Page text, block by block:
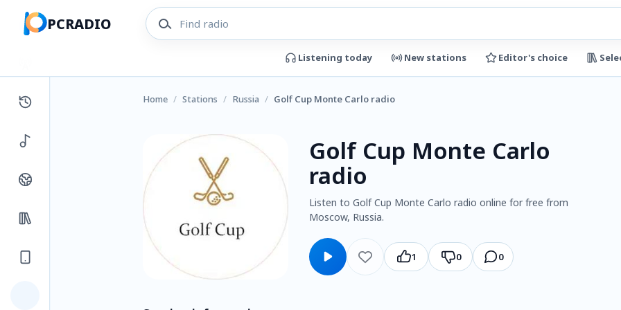
PCRADIO
Listening today New stations Editor's choice
Home / Stations / Russia / Golf Cup Monte Carlo radio
Golf Cup Monte Carlo
radio
Listen to Golf Cup Monte Carlo radio online for free from
Moscow, Russia.
1 0 0